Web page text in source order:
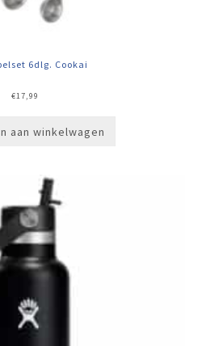
6dlg. Cookai
€17,99
aan winkelwagen